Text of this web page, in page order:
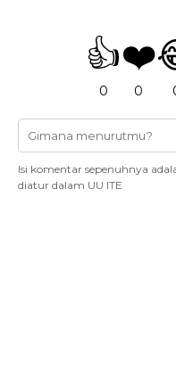
👍
0
❤️
0
Isi komentar sepenuhnya
diatur dalam UU ITE